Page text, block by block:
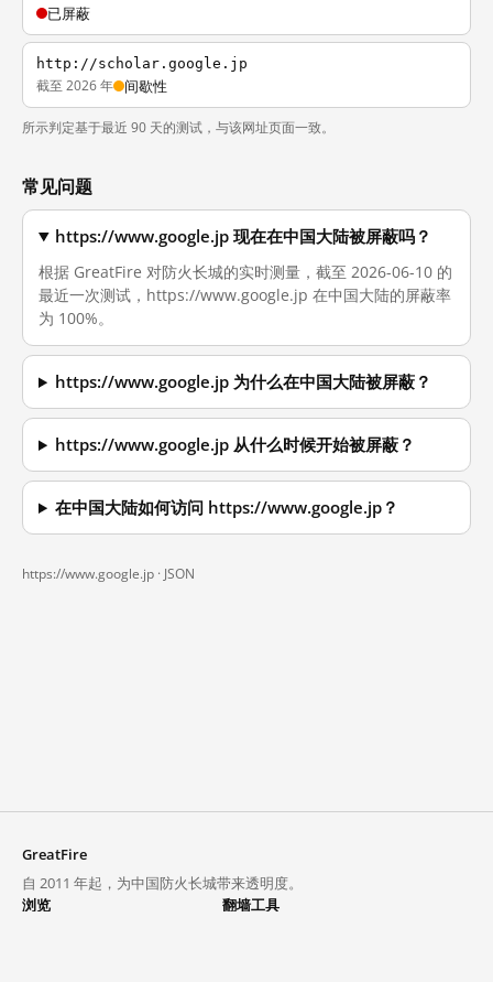
已屏蔽
http://scholar.google.jp
截至 2026 年 间歇性
所示判定基于最近 90 天的测试，与该网址页面一致。
常见问题
https://www.google.jp 现在在中国大陆被屏蔽吗？
根据 GreatFire 对防火长城的实时测量，截至 2026-06-10 的
最近一次测试，https://www.google.jp 在中国大陆的屏蔽率
为 100%。
https://www.google.jp 为什么在中国大陆被屏蔽？
https://www.google.jp 从什么时候开始被屏蔽？
在中国大陆如何访问 https://www.google.jp？
https://www.google.jp · JSON
GreatFire
自 2011 年起，为中国防火长城带来透明度。
浏览
翻墙工具